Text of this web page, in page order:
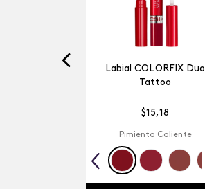
Labial COLORFIX Duo
Tattoo
$15,18
Pimienta Caliente